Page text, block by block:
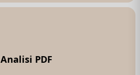
Analisi PDF